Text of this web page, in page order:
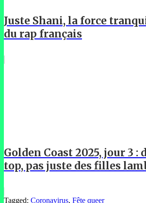
Juste Shani, la force
du rap français
Golden Coast 2025, jour 3 :
top, pas juste des filles
Tagged: Coronavirus, Fête queer